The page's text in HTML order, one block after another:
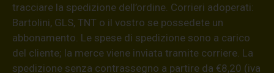
tracciare la spedizione dell’ordine. Corrieri adoperati:
Bartolini, GLS, TNT o il vostro se possedete un
abbonamento. Le spese di spedizione sono a carico
del cliente; la merce viene inviata tramite corriere. La
spedizione senza contrassegno a partire da €8,20 (iva